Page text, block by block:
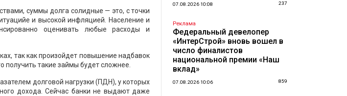
суммы долга солидные — это, с точки
и высокой инфляцией. Население и
оценивать любые расходы и
так как произойдет повышение надбавок
получить такие займы будет сложнее.
долговой нагрузки (ПДН), у которых
дохода. Сейчас банки не выдают даже
07.08.2026 10:08 237
Реклама
Федеральный девелопер
«ИнтерСтрой» вновь вошел в
число финалистов
национальной премии «Наш
вклад»
07.08.2026 10:06 859